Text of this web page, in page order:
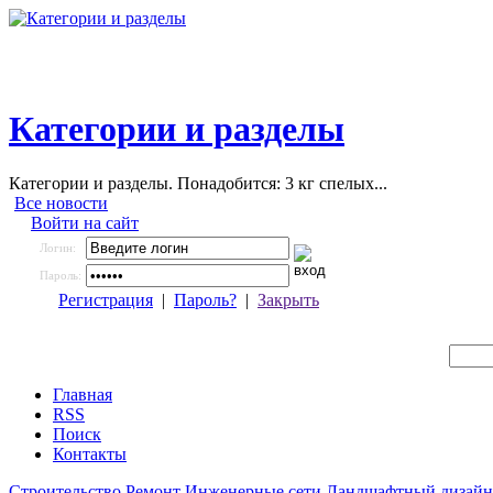
Категории и разделы
Категории и разделы. Понадобится: 3 кг спелых...
Все новости
Войти на сайт
Логин:
Пароль:
Регистрация | Пароль? | Закрыть
Главная
RSS
Поиск
Контакты